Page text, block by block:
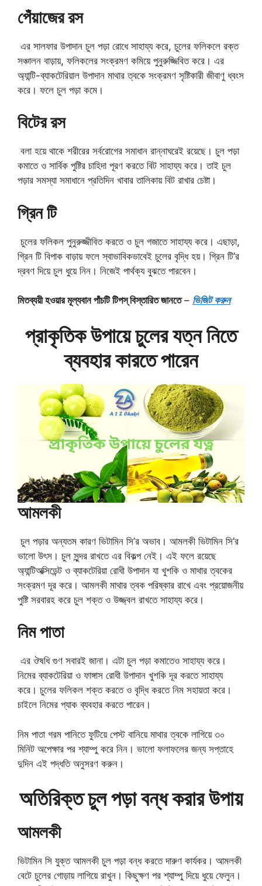
পেঁয়াজের রস
এর সালফার উপাদান চুল পড়া রোধে সাহায্য করে, চুলের ফলিকলে রক্ত
সঞ্চালন বাড়ায়, ফলিকলের সংক্রমণ কমিয়ে পুনুরুজ্জিবিত করে। এর
অ্যান্টি-ব্যাকটেরিয়াল উপাদান মাথার ত্বকে সংক্রমণ সৃষ্টিকারী জীবাণু ধ্বংস
করে। ফলে চুল পড়া কমে।
বিটের রস
বলা হয়ে থাকে শরীরের সর্বরোগের সমাধান রান্নাঘরেই রয়েছে। চুল পড়া
কমাতে ও সার্বিক পুষ্টির চাহিদা পূরণ করতে বিট সাহায্য করে। তাই চুল
পড়ার সমস্যা সমাধানে প্রতিদিন খাবার তালিকায় বিট রাখার চেষ্টা।
গ্রিন টি
চুলের ফলিকল পুনুরুজ্জীবিত করতে ও চুল গজাতে সাহায্য করে। এছাড়া,
গ্রিন টি বিপাক বাড়ায় ফলে স্বাভাবিকভাবেই চুলের বৃদ্ধি হয়। গ্রিন টি’র
দ্রবণ দিয়ে চুল ধুয়ে নিন। নিজেই পার্থক্য বুঝতে পারবেন।
মিতব্যয়ী হওয়ার মূল্যবান পাঁচটি টিপস্ বিস্তারিত জানতে– ভিজিট করুন
প্রাকৃতিক উপায়ে চুলের যত্ন নিতে
ব্যবহার কারতে পারেন
আমলকী
চুল পড়ার অন্যতম কারণ ভিটামিন সি’র অভাব। আমলকী ভিটামিন সি’র
ভালো উৎস। চুল সুন্দর রাখতে এর বিকল্প নেই। এই ফলে রয়েছে
অ্যান্টিঅক্সিডেন্ট ও ব্যাকটেরিয়া রোধী উপাদান যা খুশকি ও মাথার ত্বকের
সংক্রমণ দূর করে। আমলকী মাথার ত্বক পরিষ্কার রাখে এবং প্রয়োজনীয়
পুষ্টি সরবারহ করে চুল শক্ত ও উজ্জ্বল রাখতে সাহায্য করে।
নিম পাতা
এর ঔষধি গুণ সবারই জানা। এটা চুল পড়া কমাতেও সাহায্য করে।
নিমের ব্যাকটেরিয়া ও ফাঙ্গাস রোধী উপাদান খুশকি দূর করতে সাহায্য
করে। চুলের ফলিকল শক্ত করতে ও বৃদ্ধি করতে নিম সহায়তা করে।
চাইলে নিমের প্যাক ব্যবহার করতে পারেন।
নিম পাতা গরম পানিতে ফুটিয়ে পেস্ট বানিয়ে মাথার ত্বকে লাগিয়ে ৩০
মিনিট অপেক্ষার পর শ্যাম্পু করে নিন। ভালো ফলাফলের জন্য সপ্তাহে
দুদিন এই পদ্ধতি অনুসরণ করুন।
অতিরিক্ত চুল পড়া বন্ধ করার উপায়
আমলকী
ভিটামিন সি যুক্ত আমলকী চুল পড়া বন্ধ করতে দারুণ কার্যকর। আমলকী
বেটে চুলের গোড়ায় লাগিয়ে রাখুন। কিছুক্ষণ পর শ্যাম্পু দিয়ে ধুয়ে ফেলুন।